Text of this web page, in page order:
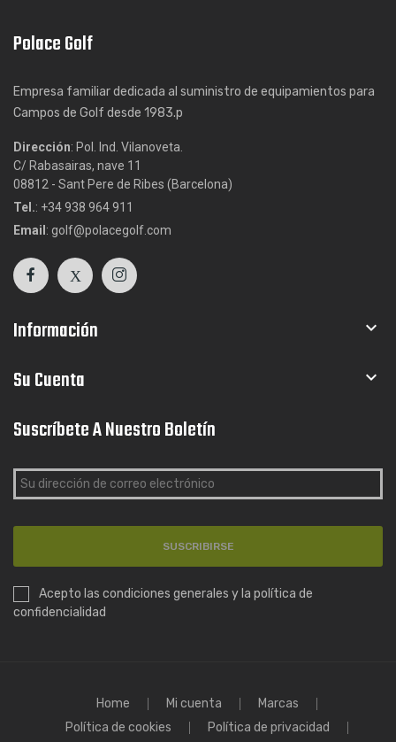
Polace Golf
Empresa familiar dedicada al suministro de equipamientos para
Campos de Golf desde 1983.p
Dirección: Pol. Ind. Vilanoveta.
C/ Rabasairas, nave 11
08812 - Sant Pere de Ribes (Barcelona)
Tel.: +34 938 964 911
Email : golf@polacegolf.com
Información 
Su Cuenta 
Suscríbete A Nuestro Boletín
SUSCRIBIRSE
Acepto las condiciones generales y la política de
confidencialidad
Home Mi cuenta
Marcas
Política de cookies
Política de privacidad